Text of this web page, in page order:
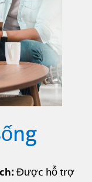
Được hỗ trợ